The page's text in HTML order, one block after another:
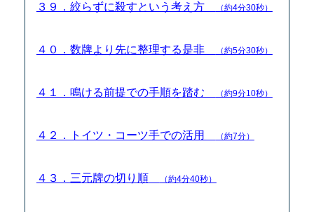
３９．絞らずに殺すという考え方 （約4分30秒）
４０．数牌より先に整理する是非 （約5分30秒）
４１．鳴ける前提での手順を踏む （約9分10秒）
４２．トイツ・コーツ手での活用 （約7分）
４３．三元牌の切り順 （約4分40秒）